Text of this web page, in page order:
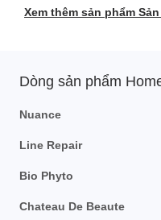
Dòng sản phẩm
Nuance
Line Repair
Bio Phyto
Chateau De Beaute
Xem thêm sản phẩm